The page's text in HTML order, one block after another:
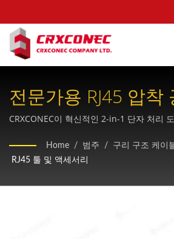
전문가용 RJ45 압착
편한 패스스루 커넥
세요.
CRXCONEC이 혁신적인 2-in-1 단자 처리
니즘을 갖추고 있어 RJ45, RJ11, RJ12 모듈
장 설치 작업자를 위해 설계되었습니다.
Home / 범주 / 구리 구조 케이
RJ45 툴 및 액세서리